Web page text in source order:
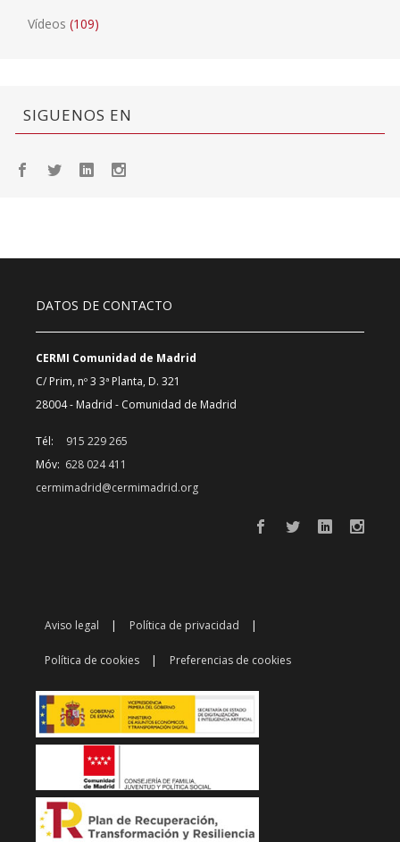
Vídeos (109)
SIGUENOS EN
DATOS DE CONTACTO
CERMI Comunidad de Madrid
C/ Prim, nº 3 3ª Planta, D. 321
28004 - Madrid - Comunidad de Madrid
Tél:
915 229 265
Móv: 628 024 411
cermimadrid@cermimadrid.org
Aviso legal Política de privacidad
Política de cookies Preferencias de cookies